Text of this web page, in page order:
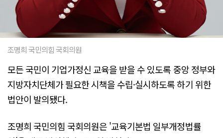
조명희 국민의힘 국회의원
모든 국민이 기업가정신 교육을 받을 수 있도록 중앙 정부와
지방자치단체가 필요한 시책을 수립·실시하도록 하기 위한
법안이 발의됐다.
조명희 국민의힘 국회의원은 '교육기본법 일부개정법률